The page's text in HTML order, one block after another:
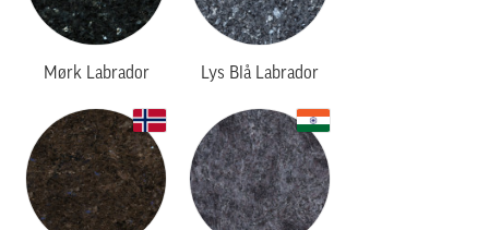
Mørk Labrador Lys Blå Labrador